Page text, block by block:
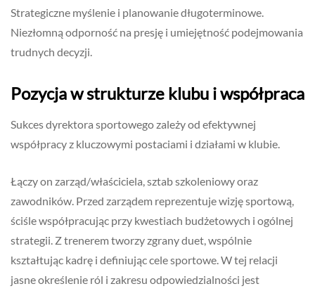
Strategiczne myślenie i planowanie długoterminowe.
Niezłomną odporność na presję i umiejętność podejmowania
trudnych decyzji.
Pozycja w strukturze klubu i współpraca
Sukces dyrektora sportowego zależy od efektywnej
współpracy z kluczowymi postaciami i działami w klubie.
Łączy on zarząd/właściciela, sztab szkoleniowy oraz
zawodników. Przed zarządem reprezentuje wizję sportową,
ściśle współpracując przy kwestiach budżetowych i ogólnej
strategii. Z trenerem tworzy zgrany duet, wspólnie
kształtując kadrę i definiując cele sportowe. W tej relacji
jasne określenie ról i zakresu odpowiedzialności jest